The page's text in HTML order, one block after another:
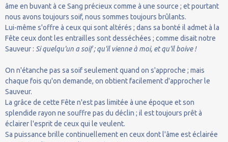
âme en buvant à ce Sang précieux comme à une source ; et pourtant
nous avons toujours soif, nous sommes toujours brûlants.
Lui-même s'offre à ceux qui sont altérés ; dans sa bonté il admet à la
Fête ceux dont les entrailles sont desséchées ; comme disait notre
Sauveur : Si quelqu'un a soif ; qu'il vienne à moi, et qu'il boive !
On n'étanche pas sa soif seulement quand on s'approche ; mais
chaque fois qu'on demande, on obtient facilement d'approcher le
Sauveur.
La grâce de cette Fête n'est pas limitée à une époque et son
splendide rayon ne souffre pas du déclin ; il est toujours prêt à
éclairer l'esprit de ceux qui le veulent.
Sa puissance brille continuellement en ceux dont l'âme est éclairée